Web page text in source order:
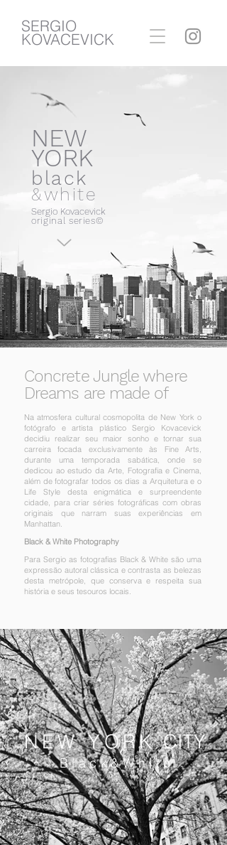
SERGIO
KOVACEVICK
Sergio Kovacevick
original series©
black
&white
NEW
YORK
Concrete Jungle where
Dreams are made of
Na atmosfera cultural cosmopolita de New York o
fotógrafo e artista plástico Sergio Kovacevick
decidiu realizar seu maior sonho e tornar sua
carreira focada exclusivamente às Fine Arts,
durante uma temporada sabática, onde se
dedicou ao estudo da Arte, Fotografia e Cinema,
além de fotografar todos os dias a Arquitetura e o
Life Style desta enigmática e surpreendente
cidade, para criar séries fotográficas com obras
originais que narram suas experiências em
Manhattan.
Black & White Photography
Para Sergio as fotografias Black & White são uma
expressão autoral clássica e contrasta as belezas
desta metrópole, que conserva e respeita sua
história e seus tesouros locais.
NEW YORK CITY
Black&White